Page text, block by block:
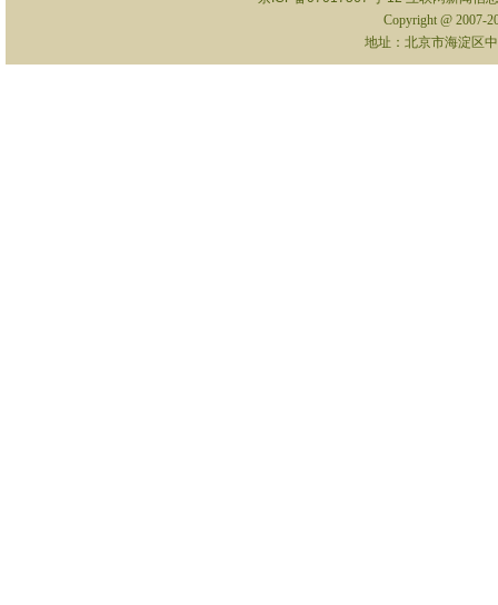
Copyright @ 2007-
地址：北京市海淀区